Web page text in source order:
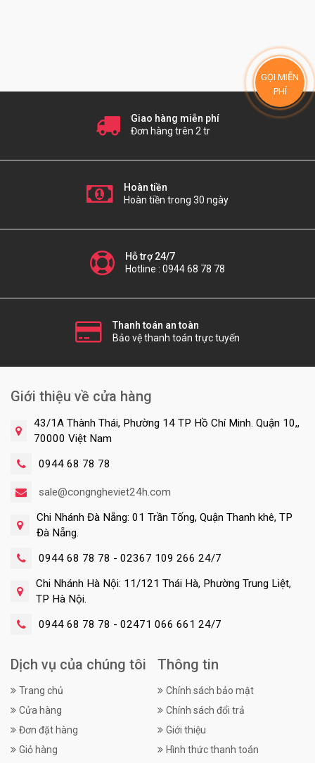
Giao hàng miễn phí
Đơn hàng trên 2 tr
Hoàn tiền
Hoàn tiền trong 30 ngày
Hỗ trợ 24/7
Hotline : 0944 68 78 78
Thanh toán an toàn
Bảo vệ thanh toán trực tuyến
Giới thiệu về cửa hàng
43/1A Thành Thái, Phường 14 TP Hồ Chí Minh. Quận 10,,
70000 Việt Nam
0944 68 78 78
sale@congngheviet24h.com
Chi Nhánh Đà Nẵng: 01 Trần Tống, Quận Thanh khê, TP
Đà Nẵng.
0944 68 78 78 - 02367 109 266 24/7
Chi Nhánh Hà Nội: 11/121 Thái Hà, Phường Trung Liệt,
TP Hà Nội.
0944 68 78 78 - 02471 066 661 24/7
Dịch vụ của chúng tôi
Trang chủ
Cửa hàng
Đơn đặt hàng
Giỏ hàng
Thông tin
Chính sách bảo mật
Chính sách đổi trả
Giới thiệu
Hình thức thanh toán
GỌI MIỄN
PHÍ